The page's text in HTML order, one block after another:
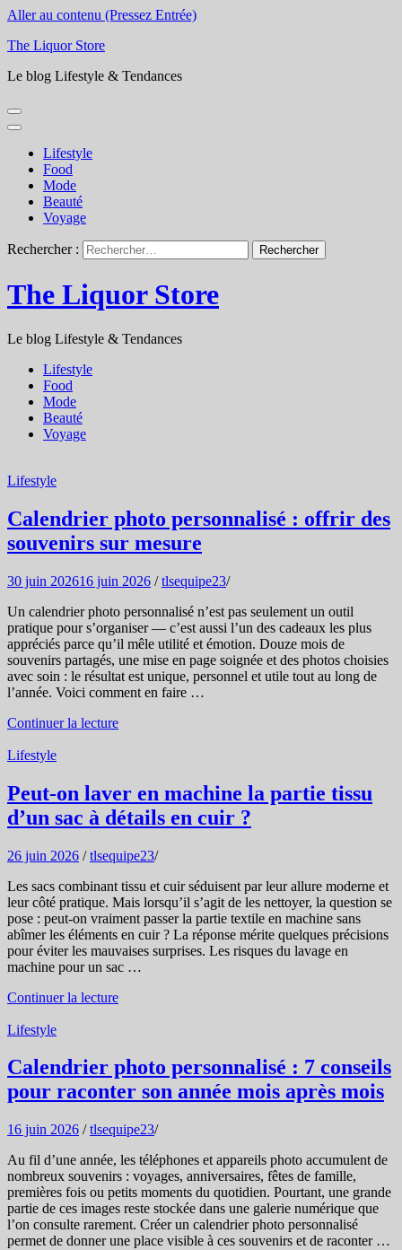
Aller au contenu (Pressez Entrée)
The Liquor Store
Le blog Lifestyle & Tendances
Lifestyle
Food
Mode
Beauté
Voyage
Rechercher :
The Liquor Store
Le blog Lifestyle & Tendances
Lifestyle
Food
Mode
Beauté
Voyage
Lifestyle
Calendrier photo personnalisé : offrir des
souvenirs sur mesure
30 juin 202616 juin 2026 /tlsequipe23/
Un calendrier photo personnalisé n’est pas seulement un outil
pratique pour s’organiser — c’est aussi l’un des cadeaux les plus
appréciés parce qu’il mêle utilité et émotion. Douze mois de
souvenirs partagés, une mise en page soignée et des photos choisies
avec soin : le résultat est unique, personnel et utile tout au long de
l’année. Voici comment en faire …
Continuer la lecture
Lifestyle
Peut-on laver en machine la partie tissu
d’un sac à détails en cuir ?
26 juin 2026 /tlsequipe23/
Les sacs combinant tissu et cuir séduisent par leur allure moderne et
leur côté pratique. Mais lorsqu’il s’agit de les nettoyer, la question se
pose : peut-on vraiment passer la partie textile en machine sans
abîmer les éléments en cuir ? La réponse mérite quelques précisions
pour éviter les mauvaises surprises. Les risques du lavage en
machine pour un sac …
Continuer la lecture
Lifestyle
Calendrier photo personnalisé : 7 conseils
pour raconter son année mois après mois
16 juin 2026 /tlsequipe23/
Au fil d’une année, les téléphones et appareils photo accumulent de
nombreux souvenirs : voyages, anniversaires, fêtes de famille,
premières fois ou petits moments du quotidien. Pourtant, une grande
partie de ces images reste stockée dans une galerie numérique que
l’on consulte rarement. Créer un calendrier photo personnalisé
permet de donner une place visible à ces souvenirs et de raconter …